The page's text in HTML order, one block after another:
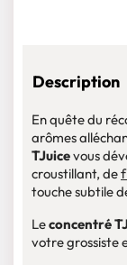
Description
En quête du
arômes
TJuicevous
croustillant, de
touche subtile
Leconcentré
votre grossiste